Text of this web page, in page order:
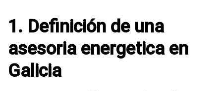
1. Definición de una
asesoria energetica en
Galicia